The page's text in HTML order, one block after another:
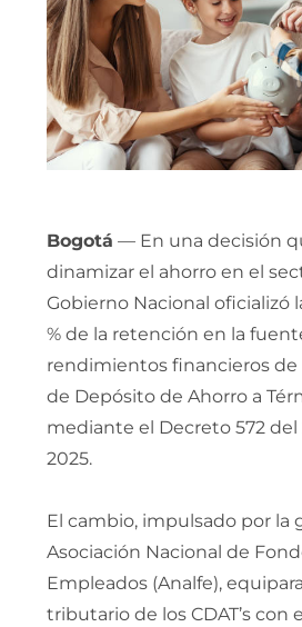
Bogotá — En una decisión
dinamizar el ahorro en el
Gobierno Nacional oficializó
% de la retención en la
rendimientos financieros de
de Depósito de Ahorro a
mediante el Decreto 572 del
2025.
El cambio, impulsado por la
Asociación Nacional de
Empleados (Analfe),
tributario de los CDAT’s con